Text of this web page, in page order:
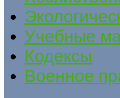
Учебные
Кодексы
Военное